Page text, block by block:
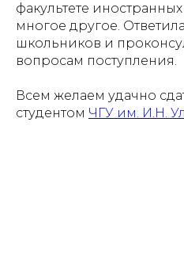
факультете
многое другое.
школьников и
вопросам поступления.
Всем желаем удачно
студентом ЧГУ им. И.Н.